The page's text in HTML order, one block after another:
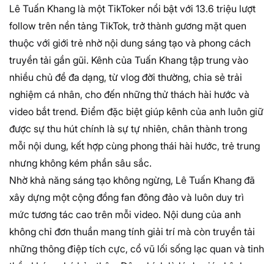
Lê Tuấn Khang là một TikToker nổi bật với 13.6 triệu lượt
follow trên nền tảng TikTok, trở thành gương mặt quen
thuộc với giới trẻ nhờ nội dung sáng tạo và phong cách
truyền tải gần gũi. Kênh của Tuấn Khang tập trung vào
nhiều chủ đề đa dạng, từ vlog đời thường, chia sẻ trải
nghiệm cá nhân, cho đến những thử thách hài hước và
video bắt trend. Điểm đặc biệt giúp kênh của anh luôn giữ
được sự thu hút chính là sự tự nhiên, chân thành trong
mỗi nội dung, kết hợp cùng phong thái hài hước, trẻ trung
nhưng không kém phần sâu sắc.
Nhờ khả năng sáng tạo không ngừng, Lê Tuấn Khang đã
xây dựng một cộng đồng fan đông đảo và luôn duy trì
mức tương tác cao trên mỗi video. Nội dung của anh
không chỉ đơn thuần mang tính giải trí mà còn truyền tải
những thông điệp tích cực, cổ vũ lối sống lạc quan và tinh